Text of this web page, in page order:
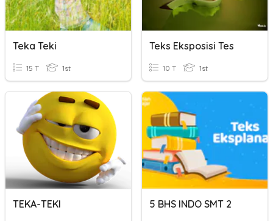
Teka Teki
15 T 1st
Teks Eksposisi Tes
10 T 1st
TEKA-TEKI 5 BHS INDO SMT 2